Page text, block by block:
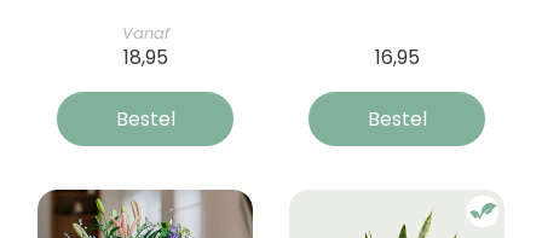
Vanaf
18,95
Bestel
16,95
Bestel